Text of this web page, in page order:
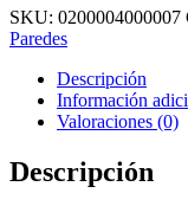
SKU: 0200004000007
Paredes
Descripción
Información
Valoraciones (0)
Descripción